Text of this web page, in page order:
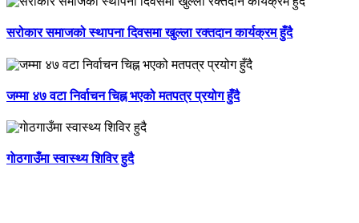
सरोकार समाजको स्थापना दिवसमा खुल्ला रक्तदान कार्यक्रम हुँदै
जम्मा ४७ वटा निर्वाचन चिह्न भएको मतपत्र प्रयोग हुँदै
गाेठगाउँमा स्वास्थ्य शिविर हुदै